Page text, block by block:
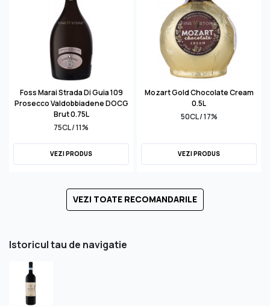
Foss Marai Strada Di Guia 109
Prosecco Valdobbiadene DOCG
Brut 0.75L
75CL / 11%
VEZI PRODUS
Mozart Gold Chocolate Cream
0.5L
50CL / 17%
VEZI PRODUS
VEZI TOATE RECOMANDARILE
Istoricul tau de navigatie